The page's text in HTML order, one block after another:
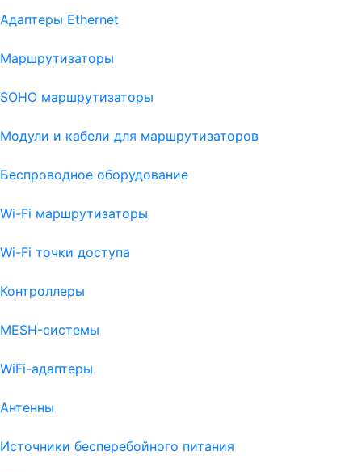
Адаптеры Ethernet
Маршрутизаторы
SOHO маршрутизаторы
Модули и кабели для маршрутизаторов
Беспроводное оборудование
Wi-Fi маршрутизаторы
Wi-Fi точки доступа
Контроллеры
MESH-системы
WiFi-адаптеры
Антенны
Источники бесперебойного питания